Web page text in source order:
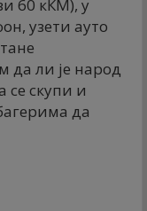
60 кКМ), у
узети ауто
да ли је народ
се скупи и
да